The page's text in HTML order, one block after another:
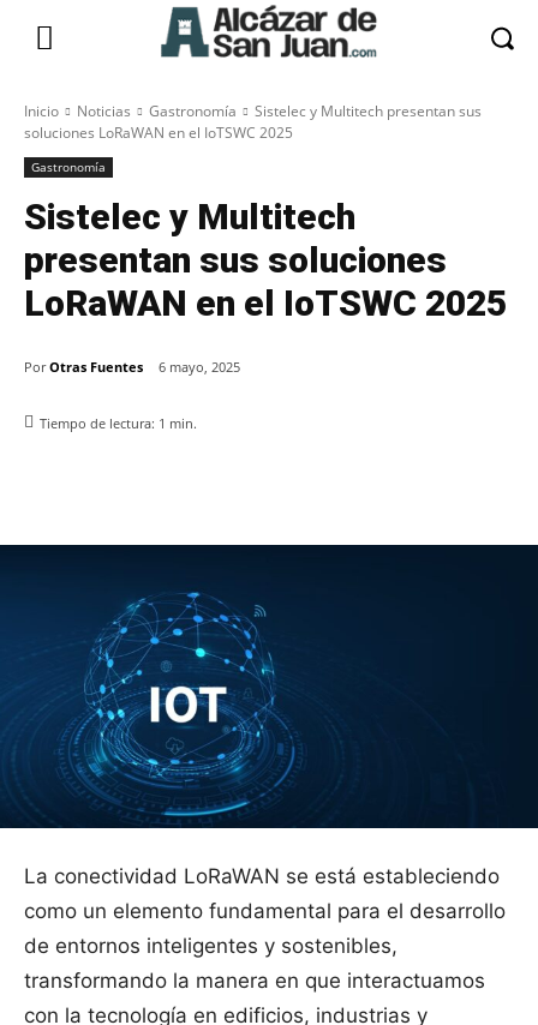
Inicio Noticias Gastronomía
Sistelec y Multitech presentan sus
soluciones LoRaWAN en el IoTSWC 2025
Gastronomía
Sistelec y Multitech
presentan sus soluciones
LoRaWAN en el IoTSWC 2025
Por Otras Fuentes 6 mayo, 2025
Tiempo de lectura: 1 min.
La conectividad LoRaWAN se está estableciendo
como un elemento fundamental para el desarrollo
de entornos inteligentes y sostenibles,
transformando la manera en que interactuamos
con la tecnología en edificios, industrias y